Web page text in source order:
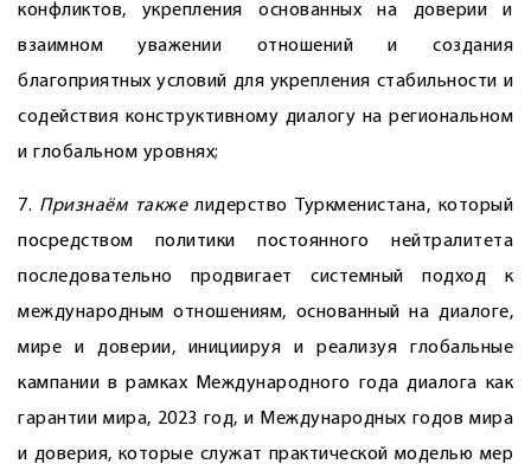
конфликтов, укрепления основанных на доверии и
взаимном уважении отношений и создания
благоприятных условий для укрепления стабильности и
содействия конструктивному диалогу на региональном
и глобальном уровнях;
7. Признаём такжелидерство Туркменистана, который
посредством политики постоянного нейтралитета
последовательно продвигает системный подход к
международным отношениям, основанный на диалоге,
мире и доверии, инициируя и реализуя глобальные
кампании в рамках Международного года диалога как
гарантии мира, 2023 год, и Международных годов мира
и доверия, которые служат практической моделью мер